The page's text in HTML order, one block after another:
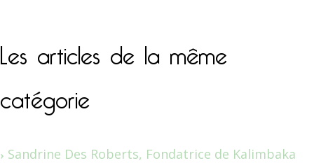
Les articles de la même
catégorie
Sandrine Des Roberts, Fondatrice de Kalimbaka